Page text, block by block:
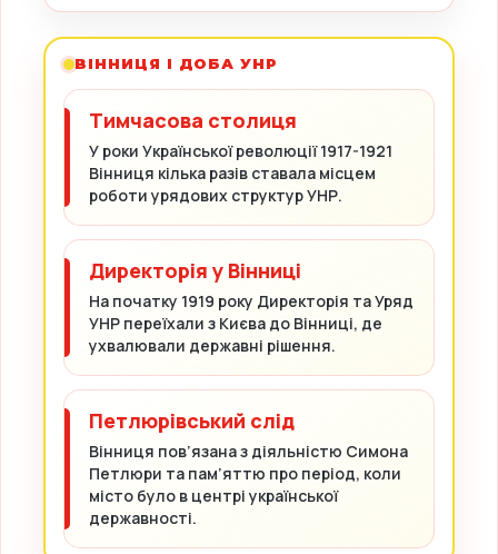
ВІННИЦЯ І ДОБА УНР
Тимчасова столиця
У роки Української революції 1917-1921
Вінниця кілька разів ставала місцем
роботи урядових структур УНР.
Директорія у Вінниці
На початку 1919 року Директорія та Уряд
УНР переїхали з Києва до Вінниці, де
ухвалювали державні рішення.
Петлюрівський слід
Вінниця пов’язана з діяльністю Симона
Петлюри та пам’яттю про період, коли
місто було в центрі української
державності.